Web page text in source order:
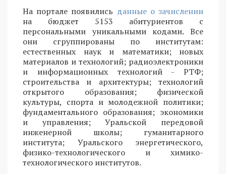
На портале появились данные о зачислении
на бюджет 5153 абитуриентов с
персональными уникальными кодами. Все
они сгруппированы по институтам:
естественных наук и математики; новых
материалов и технологий; радиоэлектроники
и информационных технологий - РТФ;
строительства и архитектуры; технологий
открытого образования; физической
культуры, спорта и молодежной политики;
фундаментального образования; экономики
и управления; Уральской передовой
инженерной школы; гуманитарного
института; Уральского энергетического,
физико-технологического и химико-
технологического институтов.